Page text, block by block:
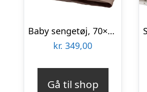
Baby sengetøj, 70×100 cm – Walnut
kr. 349,00
Gå til shop